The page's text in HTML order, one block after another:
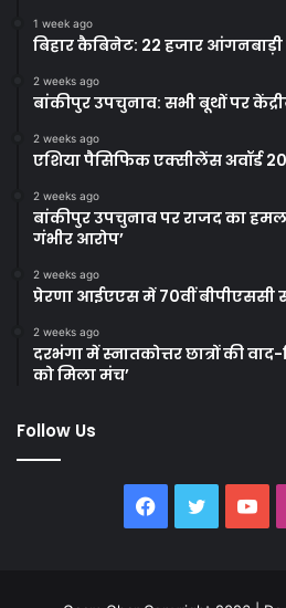
1 week ago
बिहार कैबिनेट: 22 हजार आंगनबाड़ी
2 weeks ago
बांकीपुर उपचुनाव: सभी बूथों पर
2 weeks ago
एशिया पैसिफिक एक्सीलेंस अवॉर्ड
2 weeks ago
बांकीपुर उपचुनाव पर राजद का
गंभीर आरोप’
2 weeks ago
प्रेरणा आईएएस में 70वीं बीपीएससी
2 weeks ago
दरभंगा में स्नातकोत्तर छात्रों की वाद-
को मिला मंच’
Follow Us
Facebook
Twitter